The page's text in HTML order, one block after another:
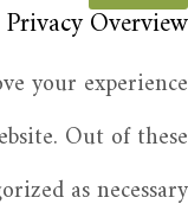
Privacy Overview
your experience
Out of these
as necessary